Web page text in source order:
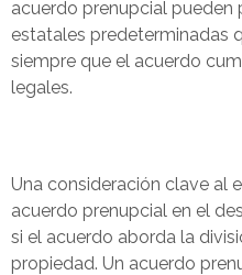
acuerdo prenupcial pueden
estatales predeterminadas
siempre que el acuerdo
legales.
Una consideración clave al
acuerdo prenupcial en el
si el acuerdo aborda la
propiedad. Un acuerdo